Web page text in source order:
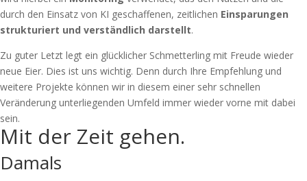
durch den Einsatz von KI geschaffenen, zeitlichen Einsparungen
strukturiert und verständlich darstellt.
Zu guter Letzt legt ein glücklicher Schmetterling mit Freude wieder
neue Eier. Dies ist uns wichtig. Denn durch Ihre Empfehlung und
weitere Projekte können wir in diesem einer sehr schnellen
Veränderung unterliegenden Umfeld immer wieder vorne mit dabei
sein.
Mit der Zeit gehen.
Damals